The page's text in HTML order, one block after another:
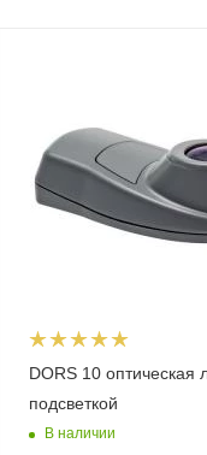
DORS 10 оптическая
подсветкой
В наличии